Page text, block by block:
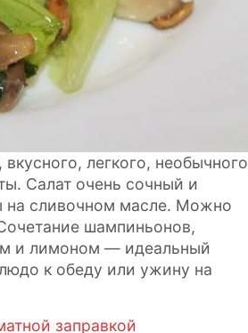
легкого, необычного
Салат очень сочный и
сливочном масле. Можно
шампиньонов,
и лимоном — идеальный
к обеду или ужину на
заправкой